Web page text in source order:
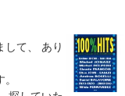
して、 あり